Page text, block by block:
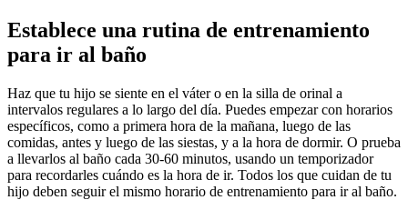
Establece una rutina de entrenamiento
para ir al baño
Haz que tu hijo se siente en el váter o en la silla de orinal a
intervalos regulares a lo largo del día. Puedes empezar con horarios
específicos, como a primera hora de la mañana, luego de las
comidas, antes y luego de las siestas, y a la hora de dormir. O prueba
a llevarlos al baño cada 30-60 minutos, usando un temporizador
para recordarles cuándo es la hora de ir. Todos los que cuidan de tu
hijo deben seguir el mismo horario de entrenamiento para ir al baño.